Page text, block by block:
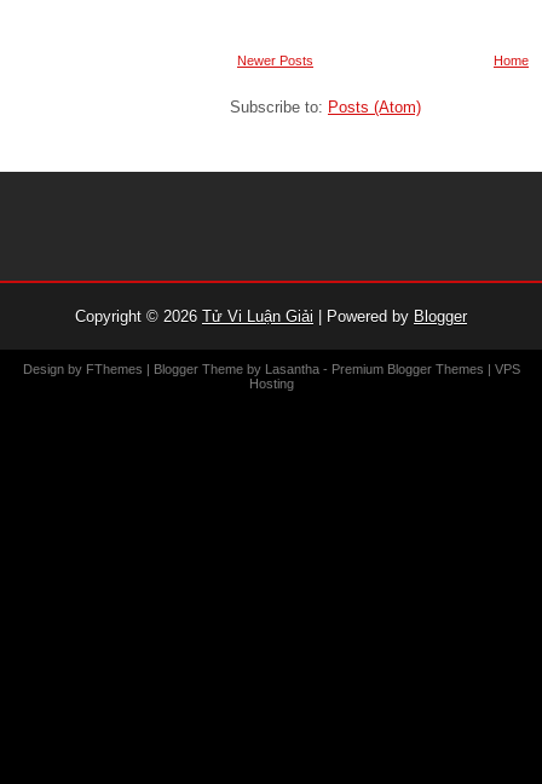
Newer Posts Home
Subscribe to: Posts (Atom)
Copyright © 2026 Tử Vi Luận Giải | Powered by Blogger
Design by FThemes | Blogger Theme by Lasantha- Premium Blogger Themes | VPS
Hosting